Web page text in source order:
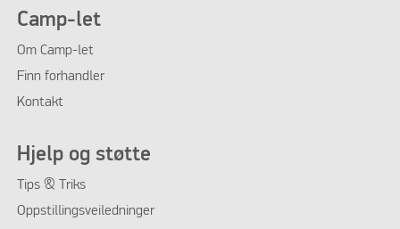
Camp-let
Om Camp-let
Finn forhandler
Kontakt
Hjelp og støtte
Tips & Triks
Oppstillingsveiledninger